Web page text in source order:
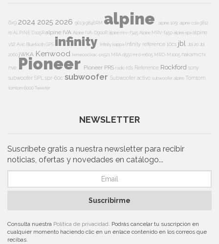
6x9 2024 2025 2026 9613i9846RM alpine alpine 105r alpine cda 9812
rbALPINE D105Ralpine IVA Alpine IVA-D900Ralpine mrv-f345Alpine MRV-f450alpine spxalpine
v12 Avic BluetoothGPS infinity Infinity kappa Infinity reference 10cs jbl Jbl 20 Jbl
2060 jWKA Kenwood kenwood kac-ps521 MRA d550mrd-m605 MRD-M1005 nakamichi
nve Pioneer Pioneer PRS radio rds Reference Rockford sony
subwoofer SPL spr-60c subwoofer Subwoofer activo subwoofer alpine Tomtom
tomtom 6000Tweeter
NEWSLETTER
Suscríbete gratis a nuestra newsletter para recibir
noticias, ofertas y novedades en catálogo...
Suscribirme
Consulta nuestra Política de privacidad. Podrás cancelar tu suscripción en
cualquier momento haciendo clic en un enlace contenido en los correos que
recibas.